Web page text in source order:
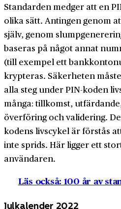
Standarden medger att en
olika sätt. Antingen genom
själv, genom
baseras på något annat
(till exempel ett
krypteras. Säkerheten
alla steg under PIN-koden
många: tillkomst,
överföring och validering.
kodens livscykel är förstås
inte sprids. Här ligger ett
användaren.
Läs också: 100 år av
Julkalender 2022